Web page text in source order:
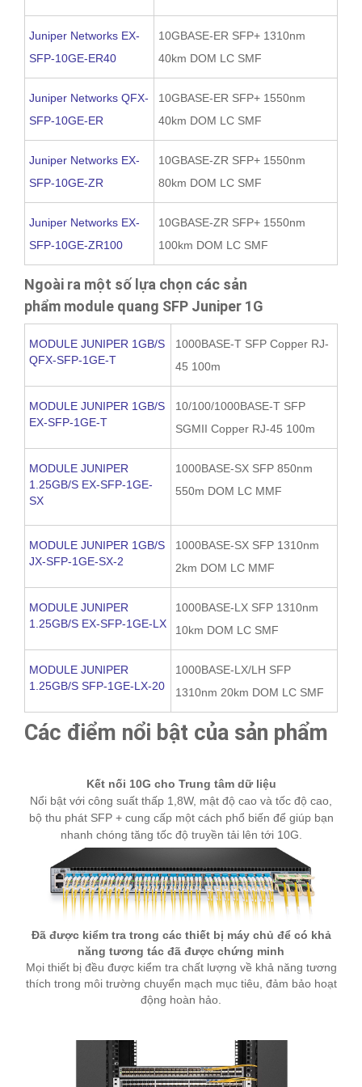
Juniper Networks EX-
SFP-10GE-ER40
10GBASE-ER SFP+ 1310nm
40km DOM LC SMF
Juniper Networks QFX-
SFP-10GE-ER
10GBASE-ER SFP+ 1550nm
40km DOM LC SMF
Juniper Networks EX-
SFP-10GE-ZR
10GBASE-ZR SFP+ 1550nm
80km DOM LC SMF
Juniper Networks EX-
SFP-10GE-ZR100
10GBASE-ZR SFP+ 1550nm
100km DOM LC SMF
Ngoài ra một số lựa chọn các sản
phẩm module quang SFP Juniper 1G
MODULE JUNIPER 1GB/S
QFX-SFP-1GE-T
1000BASE-T SFP Copper RJ-
45 100m
MODULE JUNIPER 1GB/S
EX-SFP-1GE-T
10/100/1000BASE-T SFP
SGMII Copper RJ-45 100m
MODULE JUNIPER
1.25GB/S EX-SFP-1GE-
SX
1000BASE-SX SFP 850nm
550m DOM LC MMF
MODULE JUNIPER 1GB/S
JX-SFP-1GE-SX-2
1000BASE-SX SFP 1310nm
2km DOM LC MMF
MODULE JUNIPER
1.25GB/S EX-SFP-1GE-LX
1000BASE-LX SFP 1310nm
10km DOM LC SMF
MODULE JUNIPER
1.25GB/S SFP-1GE-LX-20
1000BASE-LX/LH SFP
1310nm 20km DOM LC SMF
Các điểm nổi bật của sản phẩm
Kết nối 10G cho Trung tâm dữ liệu
Nổi bật với công suất thấp 1,8W, mật độ cao và tốc độ cao,
bộ thu phát SFP + cung cấp một cách phổ biến để giúp bạn
nhanh chóng tăng tốc độ truyền tải lên tới 10G.
Đã được kiểm tra trong các thiết bị máy chủ để có khả
năng tương tác đã được chứng minh
Mọi thiết bị đều được kiểm tra chất lượng về khả năng tương
thích trong môi trường chuyển mạch mục tiêu, đảm bảo hoạt
động hoàn hảo.